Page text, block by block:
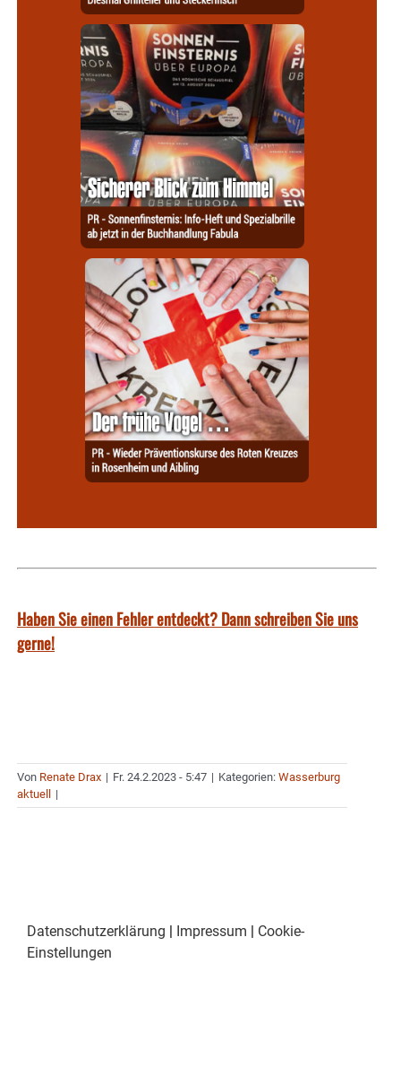
Haben Sie einen Fehler entdeckt? Dann schreiben Sie uns
gerne!
Von Renate Drax | Fr. 24.2.2023 - 5:47 | Kategorien: Wasserburg
aktuell
|
Datenschutzerklärung | Impressum | Cookie-
Einstellungen